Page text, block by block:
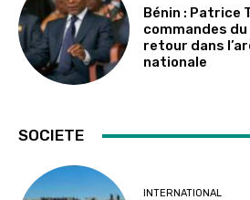
Bénin : Patrice
commandes
retour dans
nationale
SOCIETE
INTERNATIONAL